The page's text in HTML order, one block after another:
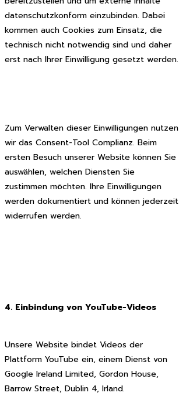
datenschutzkonform einzubinden. Dabei
kommen auch Cookies zum Einsatz, die
technisch nicht notwendig sind und daher
erst nach Ihrer Einwilligung gesetzt werden.
Zum Verwalten dieser Einwilligungen nutzen
wir das Consent-Tool Complianz. Beim
ersten Besuch unserer Website können Sie
auswählen, welchen Diensten Sie
zustimmen möchten. Ihre Einwilligungen
werden dokumentiert und können jederzeit
widerrufen werden.
4. Einbindung von YouTube-Videos
Unsere Website bindet Videos der
Plattform YouTube ein, einem Dienst von
Google Ireland Limited, Gordon House,
Barrow Street, Dublin 4, Irland.